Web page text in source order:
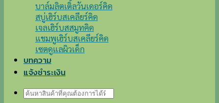
บาล์มลิตเติ้ลวันเดอร์คิด
สบู่เฮิร์บสเคลียร์คิด
เจลเฮิร์บสสมูทคิด
แชมพูเฮิร์บสเคลียร์คิด
เซตดูแลผิวเด็ก
บทความ
แจ้งชำระเงิน
ค้นหา: